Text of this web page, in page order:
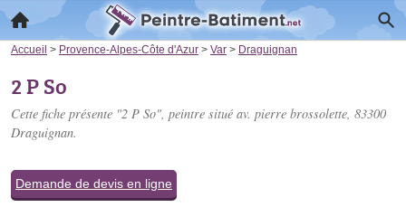
Accueil > Provence-Alpes-Côte d'Azur > Var > Draguignan
2 P So
Cette fiche présente "2 P So", peintre situé av. pierre brossolette, 83300
Draguignan.
Demande de devis en ligne